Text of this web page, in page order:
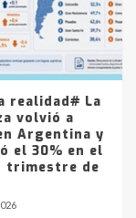
en
Axion
realidad# La
volvió a
Argentina y
el 30% en el
trimestre de